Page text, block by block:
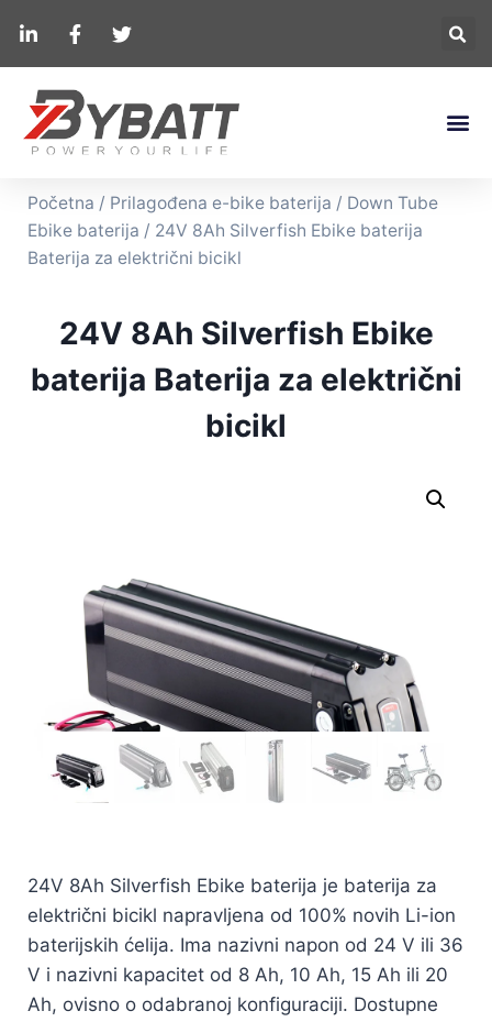
Početna / Prilagođena e-bike baterija / Down Tube
Ebike baterija / 24V 8Ah Silverfish Ebike baterija
Baterija za električni bicikl
24V 8Ah Silverfish Ebike
baterija Baterija za električni
bicikl
24V 8Ah Silverfish Ebike baterija je baterija za
električni bicikl napravljena od 100% novih Li-ion
baterijskih ćelija. Ima nazivni napon od 24 V ili 36
V i nazivni kapacitet od 8 Ah, 10 Ah, 15 Ah ili 20
Ah, ovisno o odabranoj konfiguraciji. Dostupne